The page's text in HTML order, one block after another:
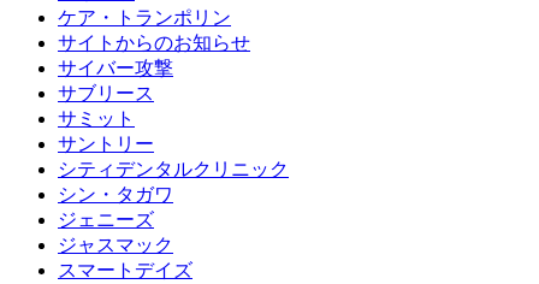
ケア・トランポリン
サイトからのお知らせ
サイバー攻撃
サブリース
サミット
サントリー
シティデンタルクリニック
シン・タガワ
ジェニーズ
ジャスマック
スマートデイズ